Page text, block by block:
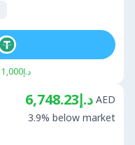
د.إ1,000 - د.إ500,000
د.إ6,748.23 AED
3.9% below market